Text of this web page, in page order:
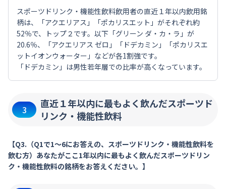
スポーツドリンク・機能性飲料飲用者の直近１年以内飲用銘
柄は、「アクエリアス」「ポカリスエット」がそれぞれ約
52％で、トップ２です。以下「グリーン ダ・カ・ラ」が
20.6％、「アクエリアス ゼロ」「ドデカミン」「ポカリスエ
ットイオンウォーター」などが各1割強です。
「ドデカミン」は男性若年層での比率が高くなっています。
3
直近１年以内に最もよく飲んだスポーツド
リンク・機能性飲料
【Q3.（Q1で1～6にお答えの、スポーツドリンク・機能性飲料を
飲む方）あなたがここ1年以内に最もよく飲んだスポーツドリン
ク・機能性飲料の銘柄をお答えください。】